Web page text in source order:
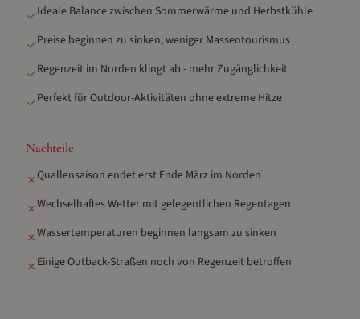
✓Ideale Balance zwischen Sommerwärme und Herbstkühle
✓Preise beginnen zu sinken, weniger Massentourismus
✓Regenzeit im Norden klingt ab - mehr Zugänglichkeit
✓Perfekt für Outdoor-Aktivitäten ohne extreme Hitze
Nachteile
✗Quallensaison endet erst Ende März im Norden
✗Wechselhaftes Wetter mit gelegentlichen Regentagen
✗Wassertemperaturen beginnen langsam zu sinken
✗ Einige Outback-Straßen noch von Regenzeit betroffen